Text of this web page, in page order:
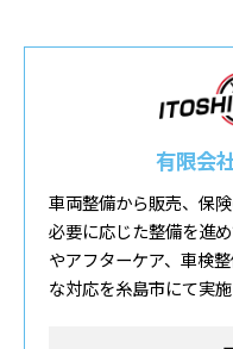
有限会
車両整備から販売、保
必要に応じた整備を進
やアフターケア、車検
な対応を糸島市にて実施